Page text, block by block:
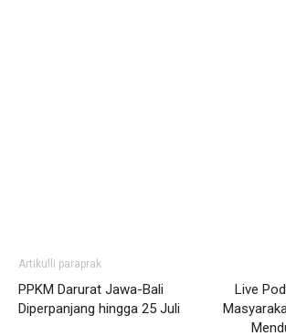
Artikulli paraprak
PPKM Darurat Jawa-Bali
Diperpanjang hingga 25 Juli
Live